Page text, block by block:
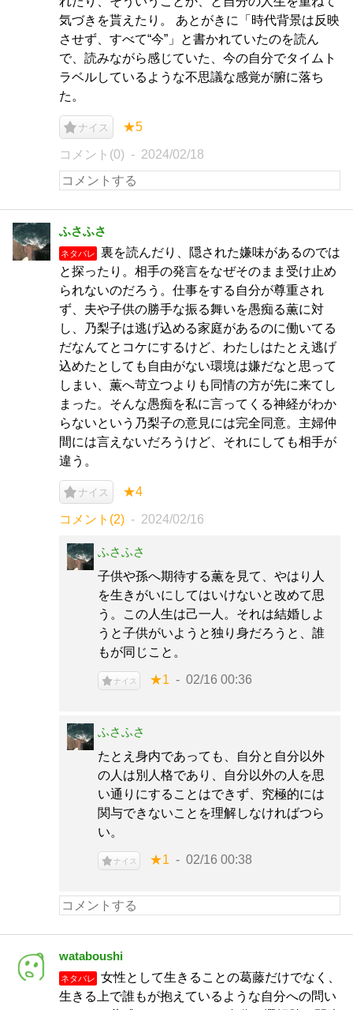
気づきを貰えたり。 あとがきに「時代背景は反映
させず、すべて“今”」と書かれていたのを読ん
で、読みながら感じていた、今の自分でタイムト
ラベルしているような不思議な感覚が腑に落ち
た。
ナイス ★5
コメント(0) 2024/02/18
ふさふさ
ネタバレ
裏を読んだり、隠された嫌味があるのでは
と探ったり。相手の発言をなぜそのまま受け止め
られないのだろう。仕事をする自分が尊重され
ず、夫や子供の勝手な振る舞いを愚痴る薫に対
し、乃梨子は逃げ込める家庭があるのに働いてる
だなんてとコケにするけど、わたしはたとえ逃げ
込めたとしても自由がない環境は嫌だなと思って
しまい、薫へ苛立つよりも同情の方が先に来てし
まった。そんな愚痴を私に言ってくる神経がわか
らないという乃梨子の意見には完全同意。主婦仲
間には言えないだろうけど、それにしても相手が
違う。
ナイス ★4
コメント(2) 2024/02/16
ふさふさ
子供や孫へ期待する薫を見て、やはり人
を生きがいにしてはいけないと改めて思
う。この人生は己一人。それは結婚しよ
うと子供がいようと独り身だろうと、誰
もが同じこと。
ナイス ★1 02/16 00:36
ふさふさ
たとえ身内であっても、自分と自分以外
の人は別人格であり、自分以外の人を思
い通りにすることはできず、究極的には
関与できないことを理解しなければつら
い。
ナイス ★1 02/16 00:38
wataboushi
ネタバレ
女性として生きることの葛藤だけでなく、
生きる上で誰もが抱えているような自分への問い